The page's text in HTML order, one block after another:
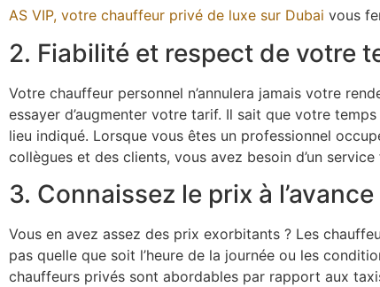
AS VIP, votre chauffeur privé de luxe sur Dubai vous
2. Fiabilité et respect de votre
Votre chauffeur personnel n’annulera jamais votre
essayer d’augmenter votre tarif. Il sait que votre
lieu indiqué. Lorsque vous êtes un professionnel
collègues et des clients, vous avez besoin d’un
3. Connaissez le prix à l’avance
Vous en avez assez des prix exorbitants ? Les
pas quelle que soit l’heure de la journée ou les
chauffeurs privés sont abordables par rapport aux